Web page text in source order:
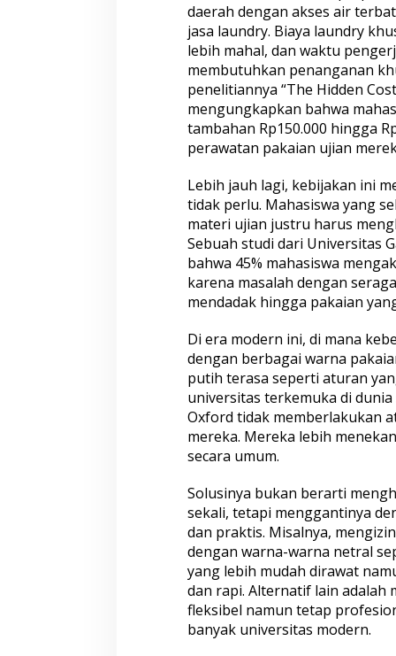
daerah dengan akses air
jasa laundry. Biaya laundry
lebih mahal, dan waktu
membutuhkan penanganan
penelitiannya “The Hidden
mengungkapkan bahwa
tambahan Rp150.000 hingga
perawatan pakaian ujian
Lebih jauh lagi, kebijakan ini
tidak perlu. Mahasiswa yang
materi ujian justru harus
Sebuah studi dari Universitas
bahwa 45% mahasiswa
karena masalah dengan
mendadak hingga pakaian
Di era modern ini, di mana
dengan berbagai warna
putih terasa seperti aturan
universitas terkemuka di
Oxford tidak memberlakukan
mereka. Mereka lebih
secara umum.
Solusinya bukan berarti
sekali, tetapi menggantinya
dan praktis. Misalnya,
dengan warna-warna netral
yang lebih mudah dirawat
dan rapi. Alternatif lain adalah
fleksibel namun tetap
banyak universitas modern.